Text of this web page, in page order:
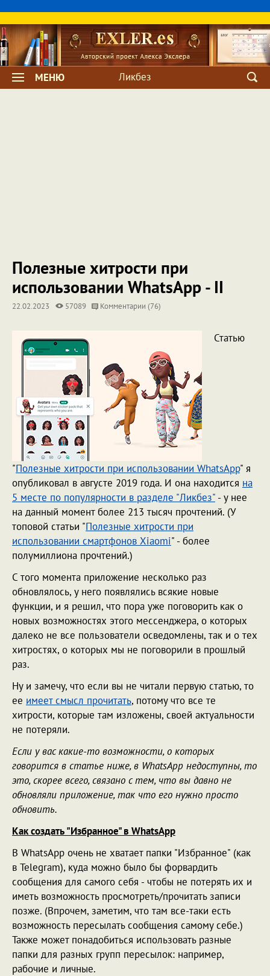
МЕНЮ Ликбез
Полезные хитрости при
использовании WhatsApp - II
22.02.2023 57089 Комментарии (76)
Статью
"Полезные хитрости при использовании WhatsApp" я
опубликовал в августе 2019 года. И она находится на
5 месте по популярности в разделе "Ликбез" - у нее
на данный момент более 213 тысяч прочтений. (У
топовой статьи "Полезные хитрости при
использовании смартфонов Xiaomi" - более
полумиллиона прочтений.)
С того момента приложение несколько раз
обновлялось, у него появлялись всякие новые
функции, и я решил, что пора уже поговорить как о
новых возможностях этого мессенджера, о которых
далеко не все пользователи осведомлены, так и о тех
хитростях, о которых мы не поговорили в прошлый
раз.
Ну и замечу, что если вы не читали первую статью, то
ее имеет смысл прочитать, потому что все те
хитрости, которые там изложены, своей актуальности
не потеряли.
Если у вас какие-то возможности, о которых
говорится в статье ниже, в WhatsApp недоступны, то
это, скорее всего, связано с тем, что вы давно не
обновляли приложение, так что его нужно просто
обновить.
Как создать "Избранное" в WhatsApp
В WhatsApp очень не хватает папки "Избранное" (как
в Telegram), куда можно было бы форвардить
сообщения для самого себя - чтобы не потерять их и
иметь возможность просмотреть/прочитать записи
позже. (Впрочем, заметим, что там все-таки есть
возможность пересылать сообщения самому себе.)
Также может понадобиться использовать разные
папки для разных групп пересылок: например,
рабочие и личные.